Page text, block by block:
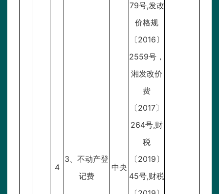
4
3、不动产登
记费
中央
79号,发改
价格规
〔2016〕
2559号，
湘发改价
费
〔2017〕
264号,财
税
〔2019〕
45号,财税